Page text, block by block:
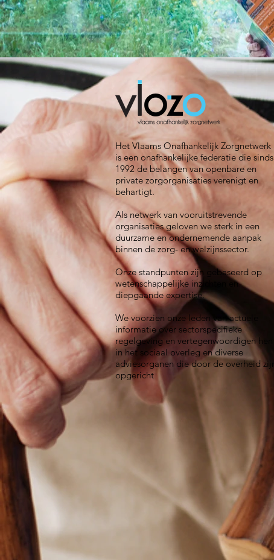
Het Vlaams Onafhankelijk Zorgnetwerk
is een onafhankelijke federatie die sinds
1992 de belangen van openbare en
private zorgorganisaties verenigt en
behartigt.
Als netwerk van vooruitstrevende
organisaties geloven we sterk in een
duurzame en ondernemende aanpak
binnen de zorg- en welzijnssector.
Onze standpunten zijn gebaseerd op
wetenschappelijke inzichten en
diepgaande expertise.
We voorzien onze leden van actuele
informatie over sectorspecifieke
regelgeving en vertegenwoordigen hen
in het sociaal overleg en diverse
adviesorganen die door de overheid zijn
opgericht